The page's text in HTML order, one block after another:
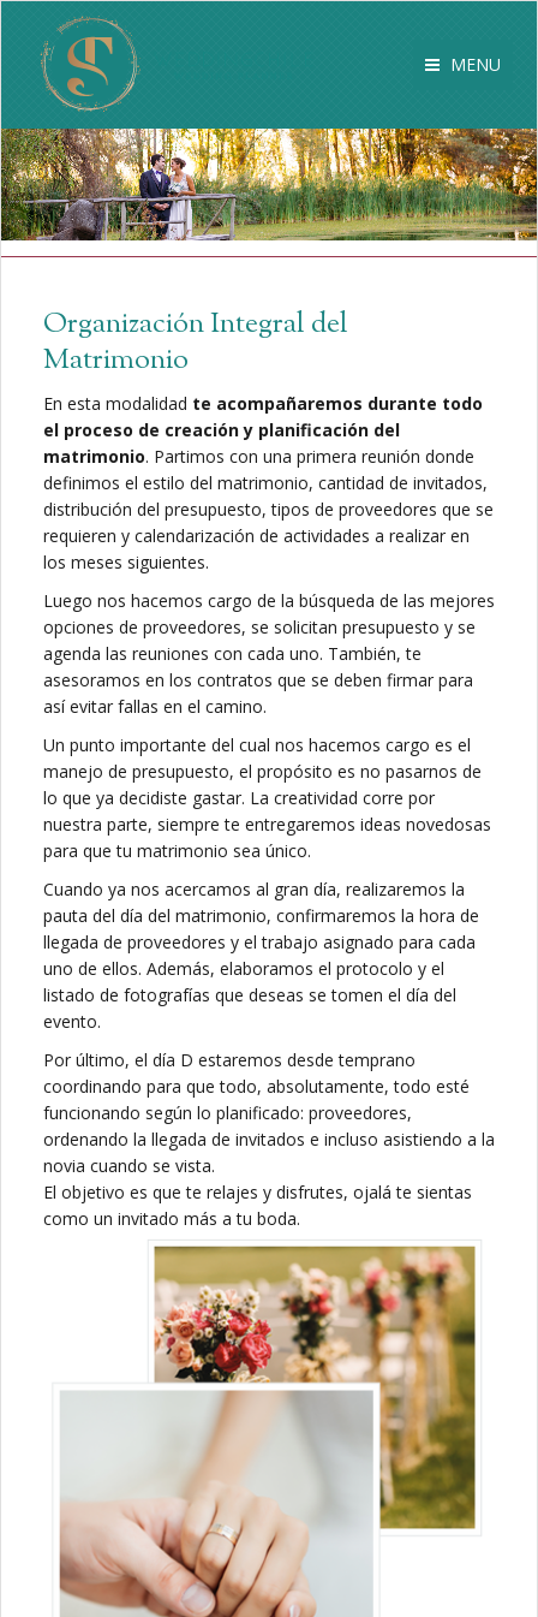
MENU
Organización Integral del
Matrimonio
En esta modalidad te acompañaremos durante todo
el proceso de creación y planificación del
matrimonio. Partimos con una primera reunión donde
definimos el estilo del matrimonio, cantidad de invitados,
distribución del presupuesto, tipos de proveedores que se
requieren y calendarización de actividades a realizar en
los meses siguientes.
Luego nos hacemos cargo de la búsqueda de las mejores
opciones de proveedores, se solicitan presupuesto y se
agenda las reuniones con cada uno. También, te
asesoramos en los contratos que se deben firmar para
así evitar fallas en el camino.
Un punto importante del cual nos hacemos cargo es el
manejo de presupuesto, el propósito es no pasarnos de
lo que ya decidiste gastar. La creatividad corre por
nuestra parte, siempre te entregaremos ideas novedosas
para que tu matrimonio sea único.
Cuando ya nos acercamos al gran día, realizaremos la
pauta del día del matrimonio, confirmaremos la hora de
llegada de proveedores y el trabajo asignado para cada
uno de ellos. Además, elaboramos el protocolo y el
listado de fotografías que deseas se tomen el día del
evento.
Por último, el día D estaremos desde temprano
coordinando para que todo, absolutamente, todo esté
funcionando según lo planificado: proveedores,
ordenando la llegada de invitados e incluso asistiendo a la
novia cuando se vista.
El objetivo es que te relajes y disfrutes, ojalá te sientas
como un invitado más a tu boda.